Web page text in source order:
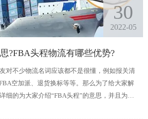
30
2022-05
?FBA头程物流有哪些优势?
对不少物流名词应该都不是很懂，例如报关清
空加派、退货换标等等。那么为了给大家解
细的为大家介绍“FBA头程”的意思，并且为大